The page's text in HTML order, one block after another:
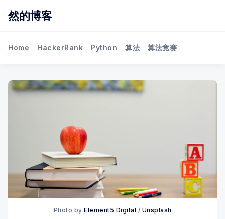
然的博客
Home HackerRank Python 算法 算法竞赛
Photo by Element5 Digital / Unsplash